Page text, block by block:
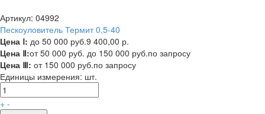
Артикул: 04992
Пескоуловитель Термит 0,5-40
Цена Ⅰ: до 50 000 руб.9 400,00 р.
Цена Ⅱ:от 50 000 руб. до 150 000 руб.по запросу
Цена Ⅲ: от 150 000 руб.по запросу
Единицы измерения: шт.
+ -